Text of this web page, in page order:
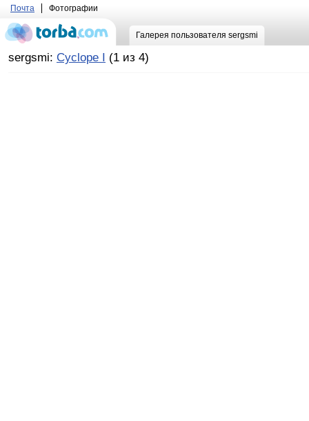
Почта Фотографии
Галерея пользователя sergsmi
sergsmi: Cyclope I (1 из 4)